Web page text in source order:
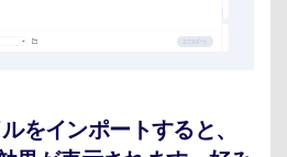
をインポートすると、